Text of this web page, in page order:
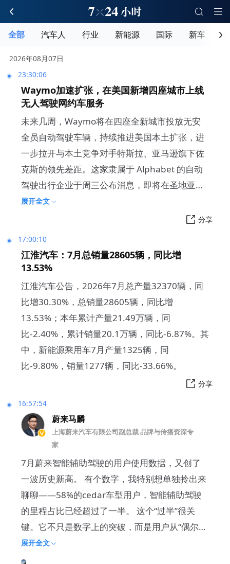
全部 汽车人 行业 新能源 国际 新车
释放刷新
2026年08月07日
23:30:06
Waymo加速扩张，在美国新增四座城市上线
无人驾驶网约车服务
未来几周，Waymo将在四座全新城市投放无安
全员自动驾驶车辆，持续推进美国本土扩张，进
一步拉开与本土竞争对手特斯拉、亚马逊旗下佐
克斯的领先差距。这家隶属于 Alphabet 的自动
驾驶出行企业于周三公布消息，即将在圣地亚
哥、拉斯维加斯、
展开全文
分享
17:00:10
江淮汽车：7月总销量28605辆，同比增
13.53%
江淮汽车公告，2026年7月总产量32370辆，同
比增30.30%，总销量28605辆，同比增
13.53%；本年累计产量21.49万辆，同
比-2.40%，累计销量20.1万辆，同比-6.87%。其
中，新能源乘用车7月产量1325辆，同
比-9.80%，销量1277辆，同比-33.66%。
分享
16:57:54
蔚来马麟
上海蔚来汽车有限公司副总裁 品牌与传播资深专
家
7月蔚来智能辅助驾驶的用户使用数据，又创了
一波历史新高。 有个数字，我特别想单独拎出来
聊聊——58%的cedar车型用户，智能辅助驾驶
的里程占比已经超过了一半。 这个“过半”很关
键。它不只是数字上的突破，而是用户从“偶尔
用”到“放心
展开全文